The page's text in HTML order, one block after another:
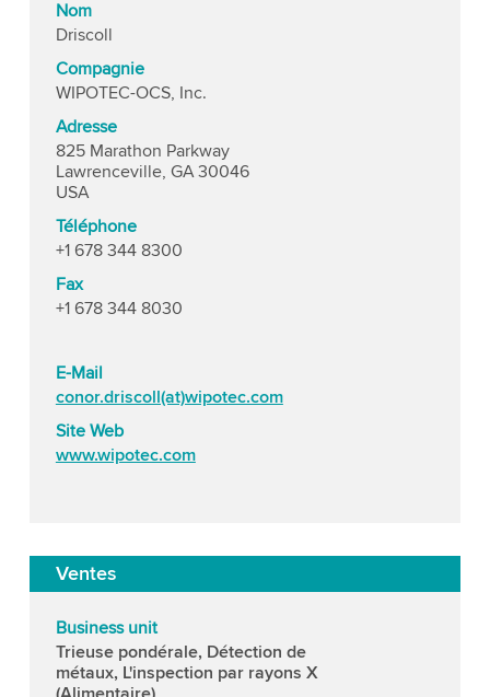
Nom
Driscoll
Compagnie
WIPOTEC-OCS, Inc.
Adresse
825 Marathon Parkway
Lawrenceville, GA 30046
USA
Téléphone
+1 678 344 8300
Fax
+1 678 344 8030
E-Mail
conor.driscoll(at)wipotec.com
Site Web
www.wipotec.com
Ventes
Business unit
Trieuse pondérale, Détection de
métaux, L'inspection par rayons X